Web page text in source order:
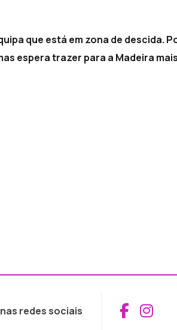
que está em zona de descida.
espera trazer para a Madeira
redes sociais